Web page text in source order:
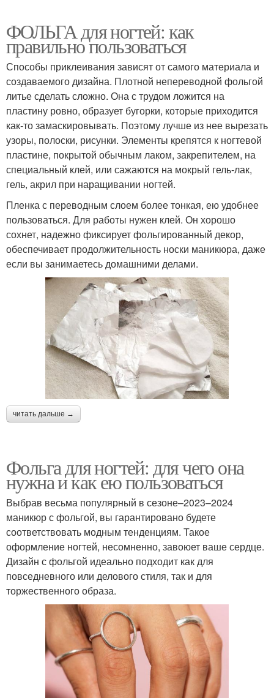
ФОЛЬГА для ногтей: как
правильно пользоваться
Способы приклеивания зависят от самого материала и
создаваемого дизайна. Плотной непереводной фольгой
литье сделать сложно. Она с трудом ложится на
пластину ровно, образует бугорки, которые приходится
как-то замаскировывать. Поэтому лучше из нее вырезать
узоры, полоски, рисунки. Элементы крепятся к ногтевой
пластине, покрытой обычным лаком, закрепителем, на
специальный клей, или сажаются на мокрый гель-лак,
гель, акрил при наращивании ногтей.
Пленка с переводным слоем более тонкая, ею удобнее
пользоваться. Для работы нужен клей. Он хорошо
сохнет, надежно фиксирует фольгированный декор,
обеспечивает продолжительность носки маникюра, даже
если вы занимаетесь домашними делами.
читать дальше →
Фольга для ногтей: для чего она
нужна и как ею пользоваться
Выбрав весьма популярный в сезоне–2023–2024
маникюр с фольгой, вы гарантировано будете
соответствовать модным тенденциям. Такое
оформление ногтей, несомненно, завоюет ваше сердце.
Дизайн с фольгой идеально подходит как для
повседневного или делового стиля, так и для
торжественного образа.